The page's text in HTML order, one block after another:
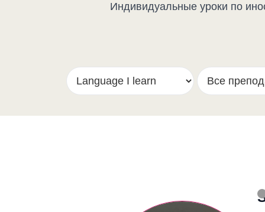
Индивидуальные уроки по